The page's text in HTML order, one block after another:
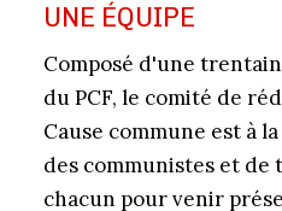
UNE ÉQUIPE
Composé d'une
du PCF, le comité de
Cause commune est à
des communistes et de
chacun pour venir